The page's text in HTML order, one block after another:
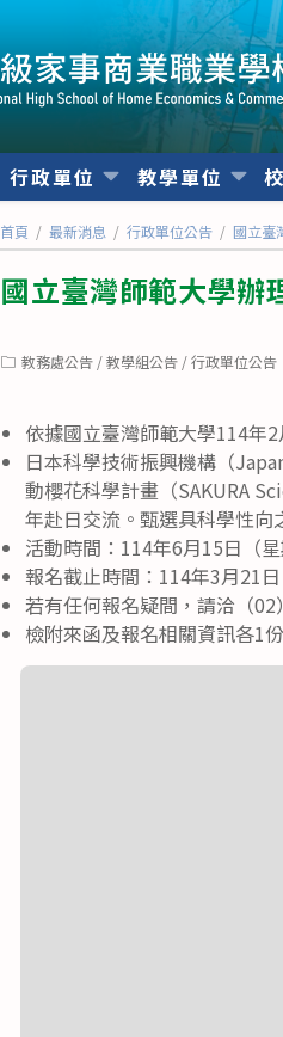
行政單位 教學單位
首頁 / 最新消息 / 行政單位公告 / 國立臺
國立臺灣師範大學辦
Post教務處公告 / 教學組公告 / 行政單位公告
依據國立臺灣師範大學114年
日本科學技術振興機構（
動櫻花科學計畫（SAKURA
年赴日交流。甄選具科學性向
活動時間：114年6月15日（
報名截止時間：114年3月21
若有任何報名疑間，請洽（
檢附來函及報名相關資訊各1